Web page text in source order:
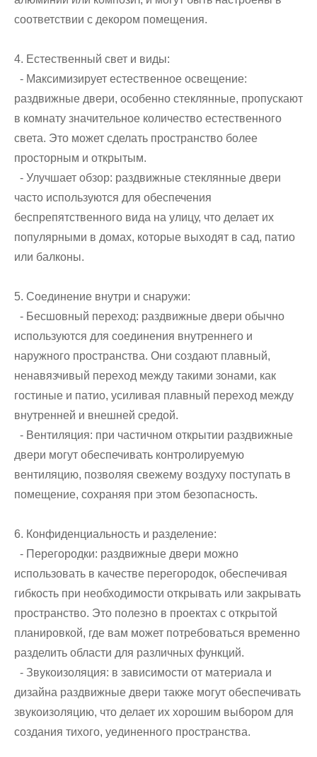
соответствии с декором помещения.
4. Естественный свет и виды:
- Максимизирует естественное освещение:
раздвижные двери, особенно стеклянные, пропускают
в комнату значительное количество естественного
света. Это может сделать пространство более
просторным и открытым.
- Улучшает обзор: раздвижные стеклянные двери
часто используются для обеспечения
беспрепятственного вида на улицу, что делает их
популярными в домах, которые выходят в сад, патио
или балконы.
5. Соединение внутри и снаружи:
- Бесшовный переход: раздвижные двери обычно
используются для соединения внутреннего и
наружного пространства. Они создают плавный,
ненавязчивый переход между такими зонами, как
гостиные и патио, усиливая плавный переход между
внутренней и внешней средой.
- Вентиляция: при частичном открытии раздвижные
двери могут обеспечивать контролируемую
вентиляцию, позволяя свежему воздуху поступать в
помещение, сохраняя при этом безопасность.
6. Конфиденциальность и разделение:
- Перегородки: раздвижные двери можно
использовать в качестве перегородок, обеспечивая
гибкость при необходимости открывать или закрывать
пространство. Это полезно в проектах с открытой
планировкой, где вам может потребоваться временно
разделить области для различных функций.
- Звукоизоляция: в зависимости от материала и
дизайна раздвижные двери также могут обеспечивать
звукоизоляцию, что делает их хорошим выбором для
создания тихого, уединенного пространства.